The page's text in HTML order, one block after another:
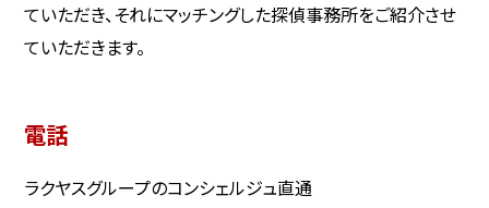
ていただき、それにマッチングした探偵事務所をご紹介させ
ていただきます。
電話
ラクヤスグループのコンシェルジュ直通